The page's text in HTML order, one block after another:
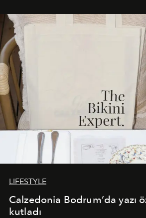
buluşturarak markanın Cavo
sürükleyici ve mevsime özel bir
LIFESTYLE
Calzedonia Bodrum’da yazı
kutladı